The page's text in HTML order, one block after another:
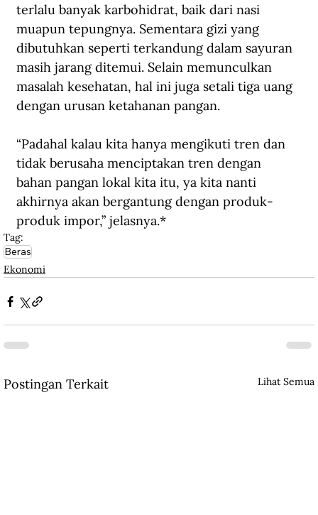
terlalu banyak karbohidrat, baik dari nasi
muapun tepungnya. Sementara gizi yang
dibutuhkan seperti terkandung dalam sayuran
masih jarang ditemui. Selain memunculkan
masalah kesehatan, hal ini juga setali tiga uang
dengan urusan ketahanan pangan.
“Padahal kalau kita hanya mengikuti tren dan
tidak berusaha menciptakan tren dengan
bahan pangan lokal kita itu, ya kita nanti
akhirnya akan bergantung dengan produk-
produk impor,” jelasnya.*
Tag:
Beras
Ekonomi
Postingan Terkait Lihat Semua